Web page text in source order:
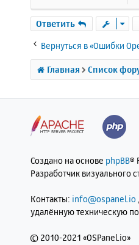
Ответить
Вернуться в «Ошибки
Главная Список
Создано на основе phpBB®
Разработчик визуального
Контакты: info@ospanel.io
удалённую техническую
© 2010-2021 «OSPanel.io»